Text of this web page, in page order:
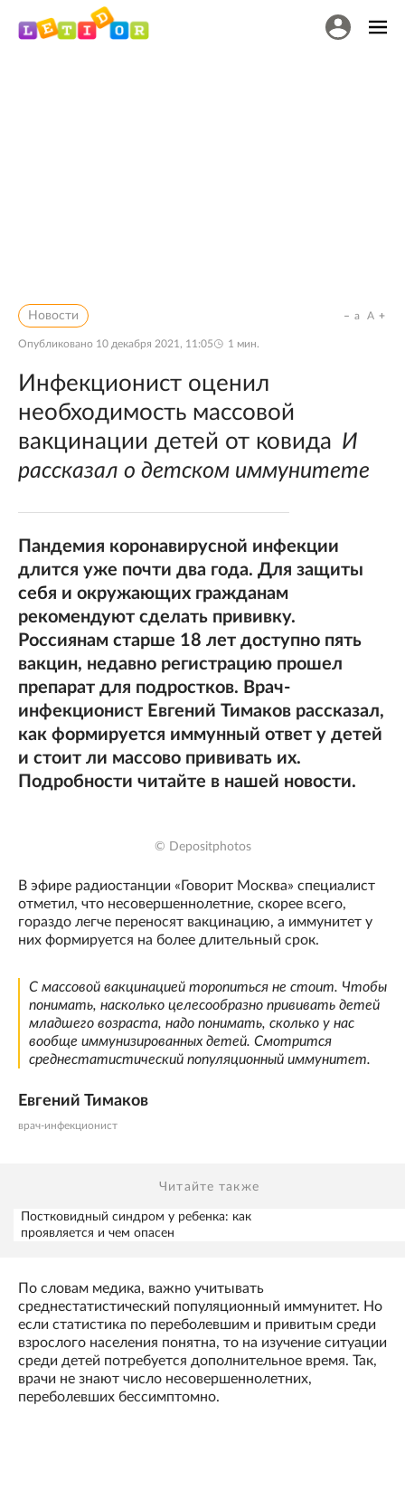
Новости
Опубликовано 10 декабря 2021, 11:05 1 мин.
a A
Инфекционист оценил
необходимость массовой
вакцинации детей от ковида И
рассказал о детском иммунитете
Пандемия коронавирусной инфекции
длится уже почти два года. Для защиты
себя и окружающих гражданам
рекомендуют сделать прививку.
Россиянам старше 18 лет доступно пять
вакцин, недавно регистрацию прошел
препарат для подростков. Врач-
инфекционист Евгений Тимаков рассказал,
как формируется иммунный ответ у детей
и стоит ли массово прививать их.
Подробности читайте в нашей новости.
© Depositphotos
В эфире радиостанции «Говорит Москва» специалист
отметил, что несовершеннолетние, скорее всего,
гораздо легче переносят вакцинацию, а иммунитет у
них формируется на более длительный срок.
С массовой вакцинацией торопиться не стоит. Чтобы
понимать, насколько целесообразно прививать детей
младшего возраста, надо понимать, сколько у нас
вообще иммунизированных детей. Смотрится
среднестатистический популяционный иммунитет.
Евгений Тимаков
врач-инфекционист
Читайте также
Постковидный синдром у ребенка: как
проявляется и чем опасен
По словам медика, важно учитывать
среднестатистический популяционный иммунитет. Но
если статистика по переболевшим и привитым среди
взрослого населения понятна, то на изучение ситуации
среди детей потребуется дополнительное время. Так,
врачи не знают число несовершеннолетних,
переболевших бессимптомно.